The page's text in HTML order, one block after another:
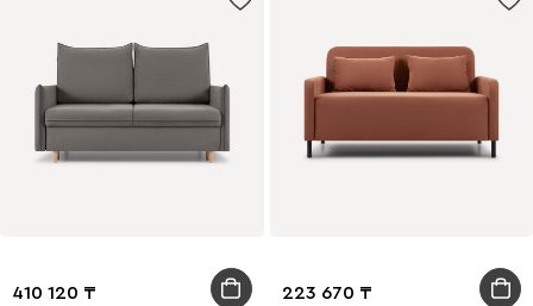
410 120 223 670